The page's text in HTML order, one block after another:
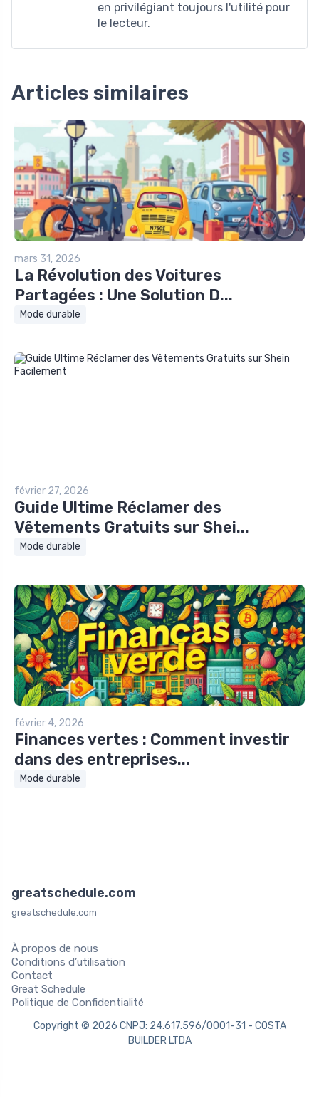
en privilégiant toujours l'utilité pour
le lecteur.
Articles similaires
mars 31, 2026
La Révolution des Voitures
Partagées : Une Solution D...
Mode durable
février 27, 2026
Guide Ultime Réclamer des
Vêtements Gratuits sur Shei...
Mode durable
février 4, 2026
Finances vertes : Comment investir
dans des entreprises...
Mode durable
greatschedule.com
greatschedule.com
À propos de nous
Conditions d’utilisation
Contact
Great Schedule
Politique de Confidentialité
Copyright © 2026 CNPJ: 24.617.596/0001-31 - COSTA
BUILDER LTDA